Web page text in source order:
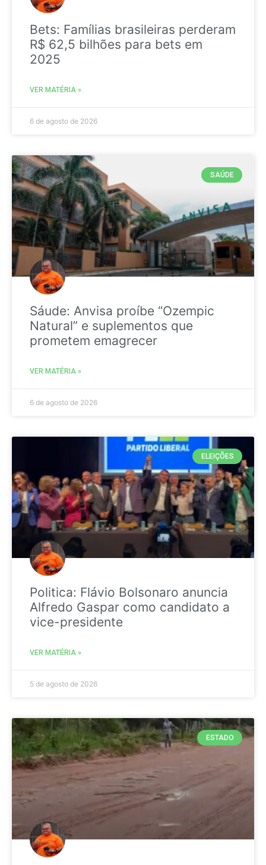
Bets: Famílias brasileiras perderam
R$ 62,5 bilhões para bets em
2025
VER MATÉRIA »
6 de agosto de 2026
SAÚDE
Sáude: Anvisa proíbe “Ozempic
Natural” e suplementos que
prometem emagrecer
VER MATÉRIA »
6 de agosto de 2026
ELEIÇÕES
Politica: Flávio Bolsonaro anuncia
Alfredo Gaspar como candidato a
vice-presidente
VER MATÉRIA »
5 de agosto de 2026
ESTADO